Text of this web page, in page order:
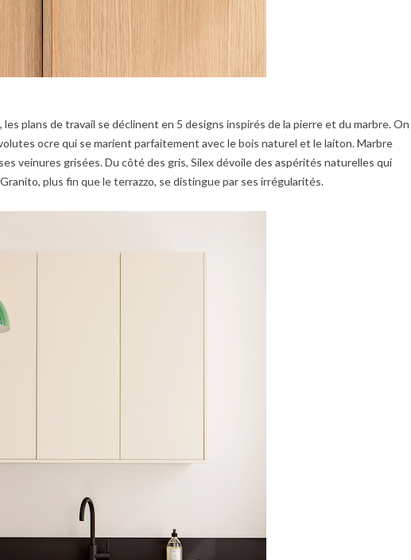
plans de travail se déclinent en 5 designs inspirés de la pierre et du marbre. On
ocre qui se marient parfaitement avec le bois naturel et le laiton. Marbre
veinures grisées. Du côté des gris, Silex dévoile des aspérités naturelles qui
plus fin que le terrazzo, se distingue par ses irrégularités.